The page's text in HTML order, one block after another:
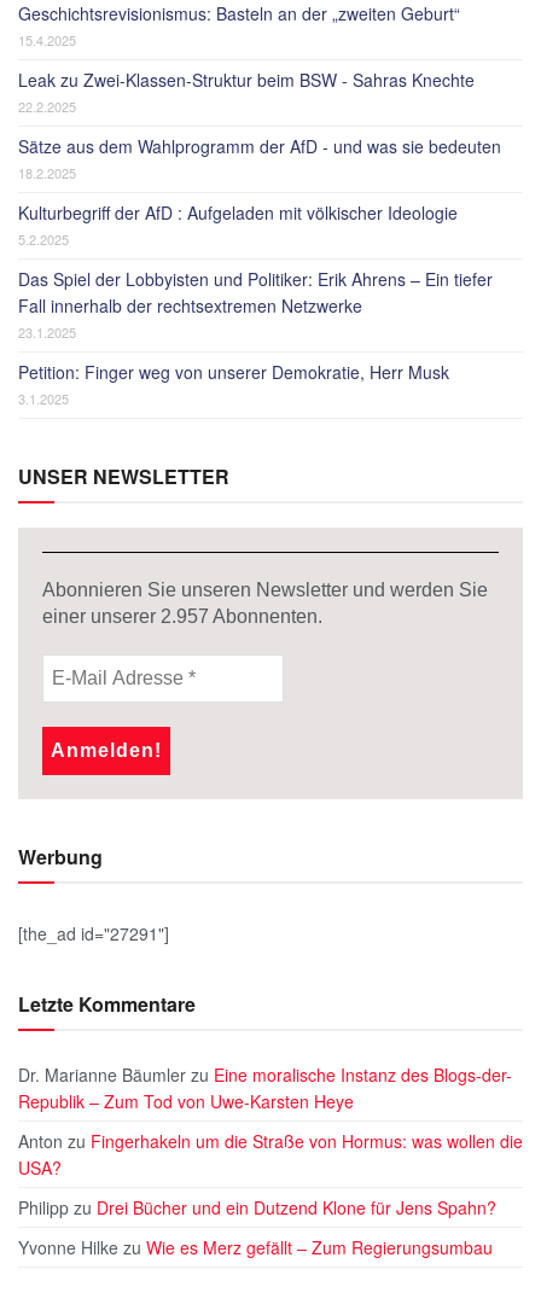
Geschichtsrevisionismus: Basteln an der „zweiten Geburt“
15.4.2025
Leak zu Zwei-Klassen-Struktur beim BSW - Sahras Knechte
22.2.2025
Sätze aus dem Wahlprogramm der AfD - und was sie bedeuten
18.2.2025
Kulturbegriff der AfD : Aufgeladen mit völkischer Ideologie
5.2.2025
Das Spiel der Lobbyisten und Politiker: Erik Ahrens – Ein tiefer
Fall innerhalb der rechtsextremen Netzwerke
23.1.2025
Petition: Finger weg von unserer Demokratie, Herr Musk
3.1.2025
UNSER NEWSLETTER
Abonnieren Sie unseren Newsletter und werden Sie
einer unserer 2.957 Abonnenten.
Werbung
[the_ad id="27291"]
Letzte Kommentare
Dr. Marianne Bäumler zu Eine moralische Instanz des Blogs-der-
Republik – Zum Tod von Uwe-Karsten Heye
Anton zu Fingerhakeln um die Straße von Hormus: was wollen die
USA?
Philipp zu Drei Bücher und ein Dutzend Klone für Jens Spahn?
Yvonne Hilke zu Wie es Merz gefällt – Zum Regierungsumbau